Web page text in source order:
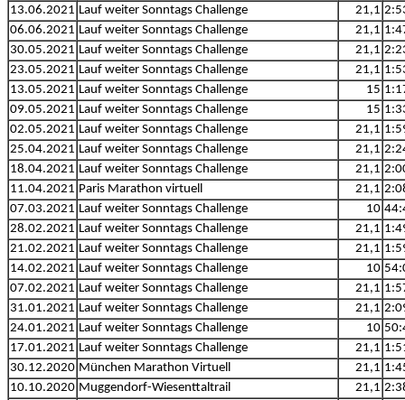
13.06.2021 Lauf weiter Sonntags Challenge 21,1
06.06.2021 Lauf weiter Sonntags Challenge 21,1
30.05.2021 Lauf weiter Sonntags Challenge 21,1
23.05.2021 Lauf weiter Sonntags Challenge 21,1
13.05.2021 Lauf weiter Sonntags Challenge 15
09.05.2021 Lauf weiter Sonntags Challenge 15
02.05.2021 Lauf weiter Sonntags Challenge 21,1
25.04.2021 Lauf weiter Sonntags Challenge 21,1
18.04.2021 Lauf weiter Sonntags Challenge 21,1
11.04.2021 Paris Marathon virtuell 21,1
07.03.2021 Lauf weiter Sonntags Challenge 10
28.02.2021 Lauf weiter Sonntags Challenge 21,1
21.02.2021 Lauf weiter Sonntags Challenge 21,1
14.02.2021 Lauf weiter Sonntags Challenge 10
07.02.2021 Lauf weiter Sonntags Challenge 21,1
31.01.2021 Lauf weiter Sonntags Challenge 21,1
24.01.2021 Lauf weiter Sonntags Challenge 10
17.01.2021 Lauf weiter Sonntags Challenge 21,1
30.12.2020 München Marathon Virtuell 21,1
10.10.2020 Muggendorf-Wiesenttaltrail 21,1